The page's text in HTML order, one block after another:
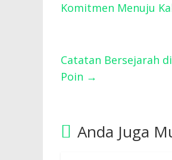
Komitmen Menuju
Catatan Bersejarah
Poin →
Anda Juga